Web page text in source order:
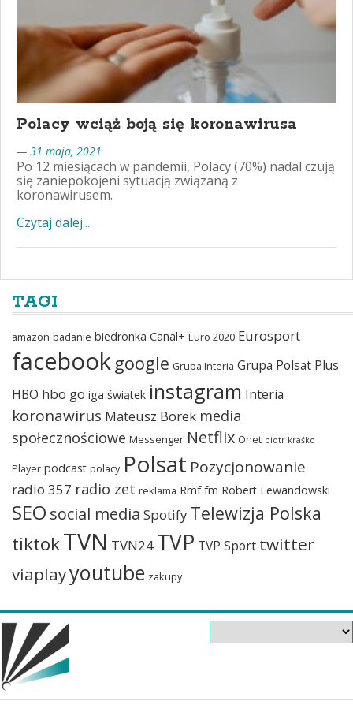
Polacy wciąż boją się koronawirusa
— 31 maja, 2021
Po 12 miesiącach w pandemii, Polacy (70%) nadal czują
się zaniepokojeni sytuacją związaną z
koronawirusem.
Czytaj dalej...
TAGI
amazon badanie biedronka Canal+ Euro 2020 Eurosport
facebook google Grupa Interia Grupa Polsat Plus
HBO hbo go iga świątek instagram Interia
koronawirus Mateusz Borek media
społecznościowe Messenger Netflix Onet piotr kraśko
Player podcast polacy Polsat Pozycjonowanie
radio 357 radio zet reklama Rmf fm Robert Lewandowski
SEO social media Spotify Telewizja Polska
tiktokTVN TVN24 TVP TVP Sport twitter
viaplayyoutube zakupy